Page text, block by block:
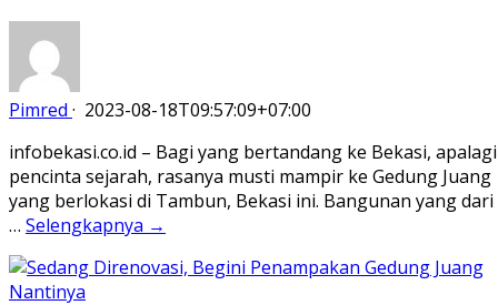
Pimred · 2023-08-18T09:57:09+07:00
infobekasi.co.id – Bagi yang bertandang ke Bekasi, apalagi
pencinta sejarah, rasanya musti mampir ke Gedung Juang
yang berlokasi di Tambun, Bekasi ini. Bangunan yang dari
… Selengkapnya →